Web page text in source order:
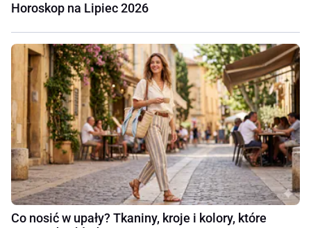
Horoskop na Lipiec 2026
Co nosić w upały? Tkaniny, kroje i kolory, które